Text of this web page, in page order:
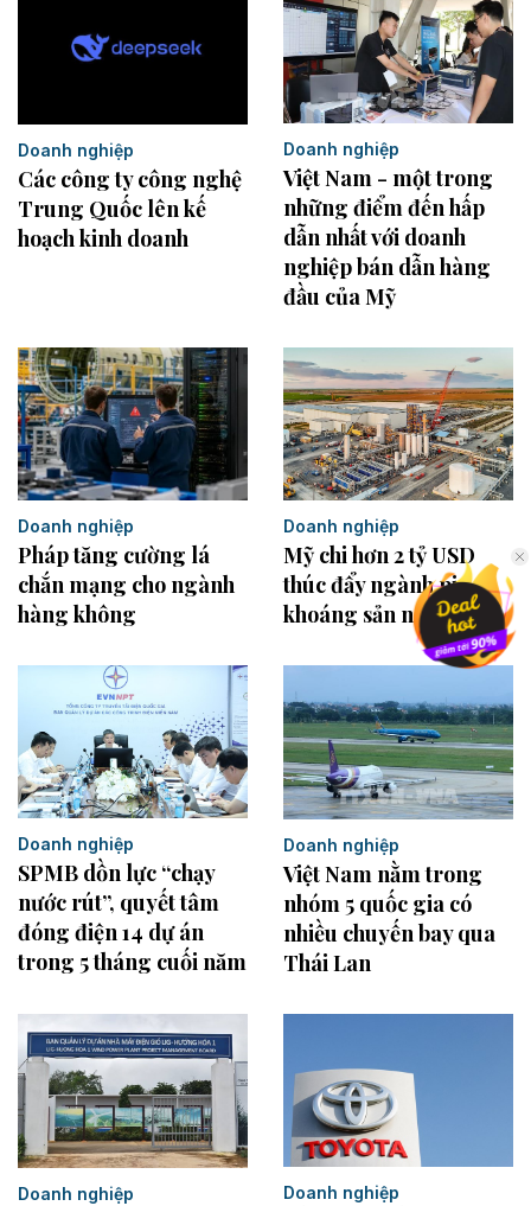
Doanh nghiệp
Các công ty công nghệ
Trung Quốc lên kế
hoạch kinh doanh
Doanh nghiệp
Việt Nam - một trong
những điểm đến hấp
dẫn nhất với doanh
nghiệp bán dẫn hàng
đầu của Mỹ
Doanh nghiệp
Pháp tăng cường lá
chắn mạng cho ngành
hàng không
Doanh nghiệp
Mỹ chi hơn 2 tỷ USD
thúc đẩy ngành pin và
khoáng sản nội địa
Doanh nghiệp
SPMB dồn lực “chạy
nước rút”, quyết tâm
đóng điện 14 dự án
trong 5 tháng cuối năm
Doanh nghiệp
Việt Nam nằm trong
nhóm 5 quốc gia có
nhiều chuyến bay qua
Thái Lan
Doanh nghiệp Doanh nghiệp